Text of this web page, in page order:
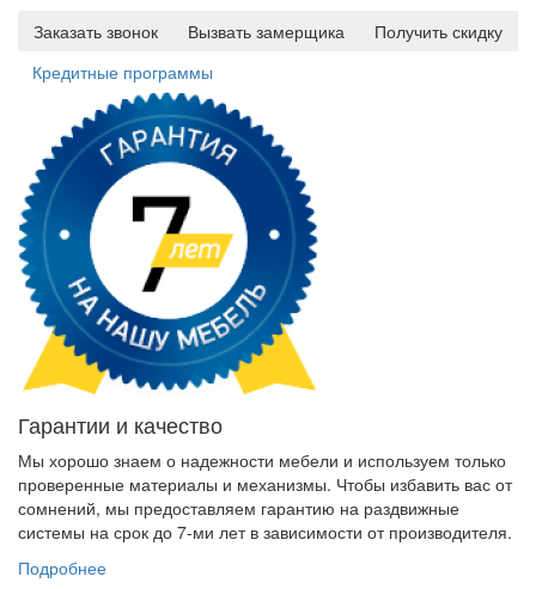
Заказать звонок
Вызвать замерщика
Получить скидку
Кредитные программы
Гарантии и качество
Мы хорошо знаем о надежности мебели и используем только
проверенные материалы и механизмы. Чтобы избавить вас от
сомнений, мы предоставляем гарантию на раздвижные
системы на срок до 7-ми лет в зависимости от производителя.
Подробнее